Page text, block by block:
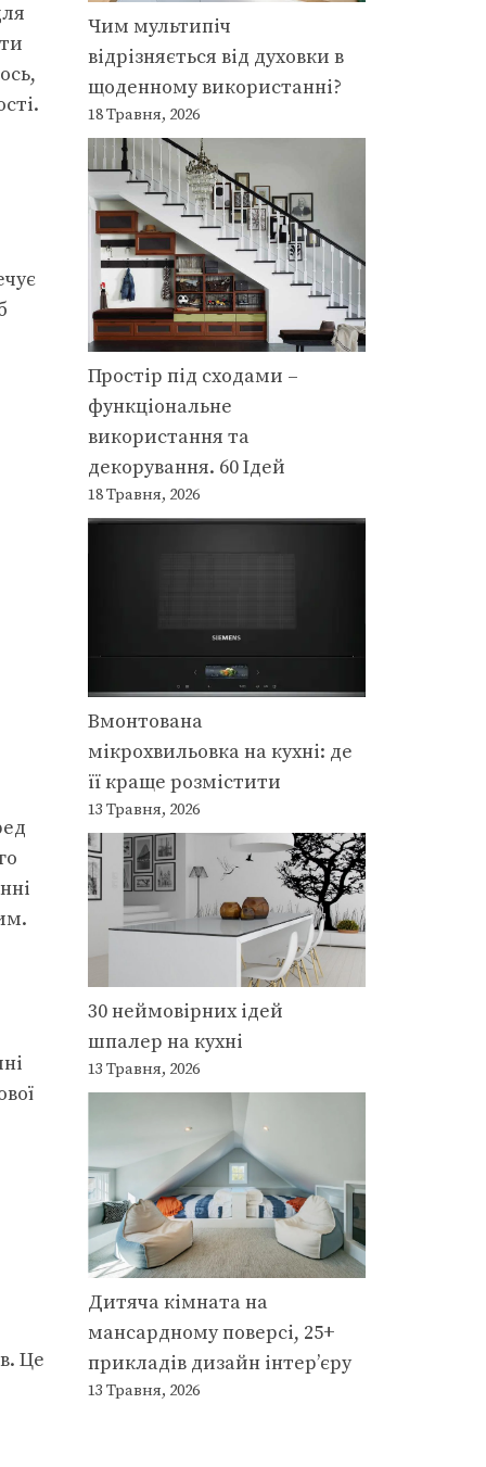
Це
Чим мультипіч
відрізняється від духовки в
щоденному використанні?
18 Травня, 2026
Простір під сходами –
функціональне
використання та
декорування. 60 Ідей
18 Травня, 2026
Вмонтована
мікрохвильовка на кухні: де
її краще розмістити
13 Травня, 2026
30 неймовірних ідей
шпалер на кухні
13 Травня, 2026
Дитяча кімната на
мансардному поверсі, 25+
прикладів дизайн інтер’єру
13 Травня, 2026